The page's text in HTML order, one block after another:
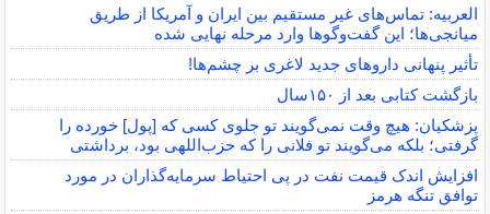
العربیه: تماس‌های غیر مستقیم بین ایران و آمریکا از طریق
میانجی‌ها؛ این گفت‌و‌گو‌ها وارد مرحله نهایی شده
تأثیر پنهانی داروهای جدید لاغری بر چشم‌ها!
بازگشت کتابی بعد از ۱۵۰سال
پزشکیان: هیچ وقت نمی‌گویند تو جلوی کسی که [پول] خورده را
گرفتی؛ بلکه می‌گویند تو فلانی را که حزب‌اللهی بود، برداشتی
افزایش اندک قیمت نفت در پی احتیاط سرمایه‌گذاران در مورد
توافق تنگه هرمز